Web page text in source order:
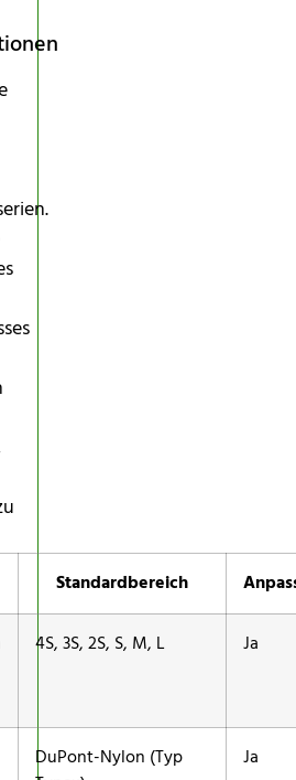
Standardbereich
4S, 3S, 2S, S, M, L Ja
DuPont-Nylon (Typ
Ja